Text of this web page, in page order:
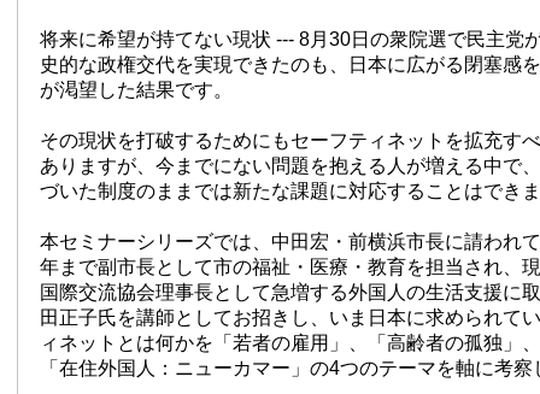
将来に希望が持てない現状 --- 8月30日の衆院選で民主党
史的な政権交代を実現できたのも、日本に広がる閉塞感
が渇望した結果です。
その現状を打破するためにもセーフティネットを拡充す
ありますが、今までにない問題を抱える人が増える中で
づいた制度のままでは新たな課題に対応することはでき
本セミナーシリーズでは、中田宏・前横浜市長に請われ
年まで副市長として市の福祉・医療・教育を担当され、
国際交流協会理事長として急増する外国人の生活支援に
田正子氏を講師としてお招きし、いま日本に求められて
ィネットとは何かを「若者の雇用」、「高齢者の孤独」
「在住外国人：ニューカマー」の4つのテーマを軸に考察